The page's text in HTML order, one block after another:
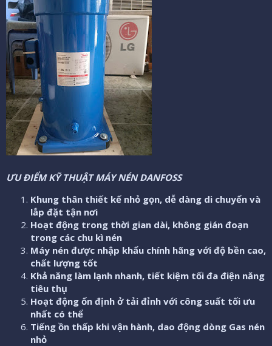
ƯU ĐIỂM KỸ THUẬT MÁY NÉN DANFOSS
Khung thân thiết kế nhỏ gọn, dễ dàng di chuyển và
lắp đặt tận nơi
Hoạt động trong thời gian dài, không gián đoạn
trong các chu kì nén
Máy nén được nhập khẩu chính hãng với độ bền cao,
chất lượng tốt
Khả năng làm lạnh nhanh, tiết kiệm tối đa điện năng
tiêu thụ
Hoạt động ổn định ở tải đỉnh với công suất tối ưu
nhất có thể
Tiếng ồn thấp khi vận hành, dao động dòng Gas nén
nhỏ